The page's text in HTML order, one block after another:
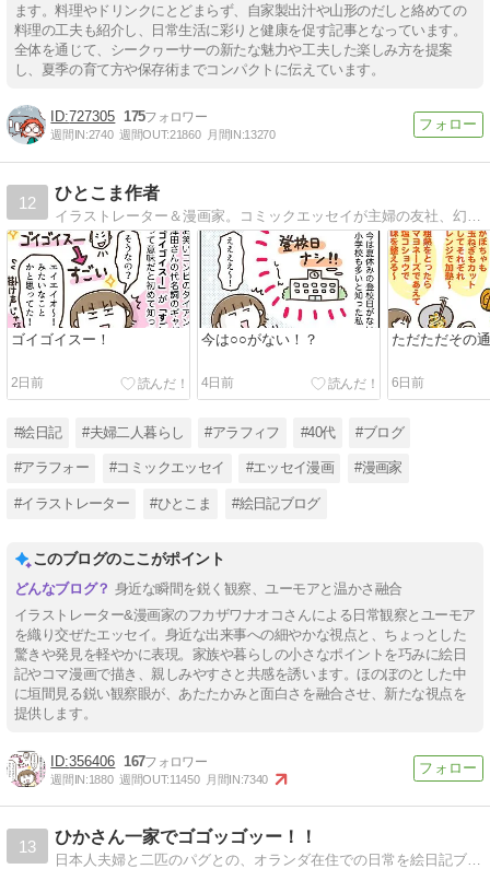
ます。料理やドリンクにとどまらず、自家製出汁や山形のだしと絡めての
料理の工夫も紹介し、日常生活に彩りと健康を促す記事となっています。
全体を通じて、シークヮーサーの新たな魅力や工夫した楽しみ方を提案
し、夏季の育て方や保存術までコンパクトに伝えています。
727305 175
週間IN:2740 週間OUT:21860 月間IN:13270
12
ひとこま作者
ゴイゴイスー！
2日前
今は○○がない！？
4日前
ただただその
6日前
#絵日記 #夫婦二人暮らし #アラフィフ #40代 #ブログ
#アラフォー #コミックエッセイ #エッセイ漫画 #漫画家
#イラストレーター #ひとこま #絵日記ブログ
このブログのここがポイント
身近な瞬間を鋭く観察、ユーモアと温かさ融合
イラストレーター&漫画家のフカザワナオコさんによる日常観察とユーモア
を織り交ぜたエッセイ。身近な出来事への細やかな視点と、ちょっとした
驚きや発見を軽やかに表現。家族や暮らしの小さなポイントを巧みに絵日
記やコマ漫画で描き、親しみやすさと共感を誘います。ほのぼのとした中
に垣間見る鋭い観察眼が、あたたかみと面白さを融合させ、新たな視点を
提供します。
356406 167
週間IN:1880 週間OUT:11450 月間IN:7340
13
ひかさん一家でゴゴッゴッー！！
日本人夫婦と二匹のパグとの、オランダ在住での日常を絵日記ブログで描いてます。